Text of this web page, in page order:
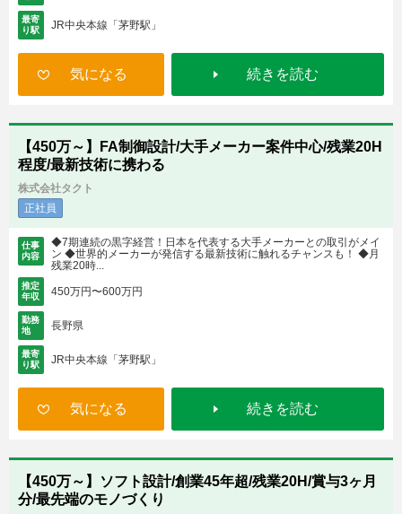
最寄
り駅
JR中央本線「茅野駅」
気になる 続きを読む
【450万～】FA制御設計/大手メーカー案件中心/残業20H
程度/最新技術に携わる
株式会社タクト
正社員
仕事
内容
◆7期連続の黒字経営！日本を代表する大手メーカーとの取引がメイ
ン ◆世界的メーカーが発信する最新技術に触れるチャンスも！ ◆月
残業20時...
推定
年収
450万円〜600万円
勤務
地
長野県
最寄
り駅
JR中央本線「茅野駅」
気になる 続きを読む
【450万～】ソフト設計/創業45年超/残業20H/賞与3ヶ月
分/最先端のモノづくり